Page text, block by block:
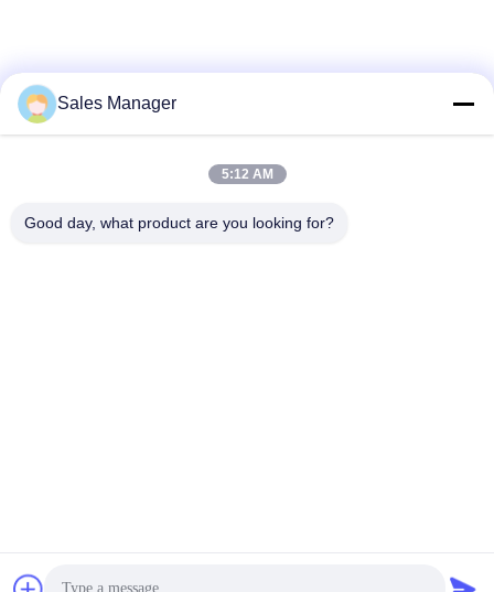
Sales Manager
5:12 AM
Good day, what product are you looking for?